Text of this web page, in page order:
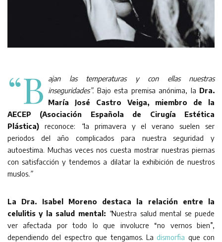
“B
ajan las temperaturas y con ellas nuestras
inseguridades”. Bajo esta premisa anónima, la Dra.
María José Castro Veiga, miembro de la
AECEP (Asociación Española de Cirugía Estética
Plástica) reconoce: “la primavera y el verano suelen ser
periodos del año complicados para nuestra seguridad y
autoestima. Muchas veces nos cuesta mostrar nuestras piernas
con satisfacción y tendemos a dilatar la exhibición de nuestros
muslos.”
La Dra. Isabel Moreno destaca la relación entre la
celulitis y la salud mental: “Nuestra salud mental se puede
ver afectada por todo lo que involucre “no vernos bien”,
dependiendo del espectro que tengamos. Ladismorfia que con